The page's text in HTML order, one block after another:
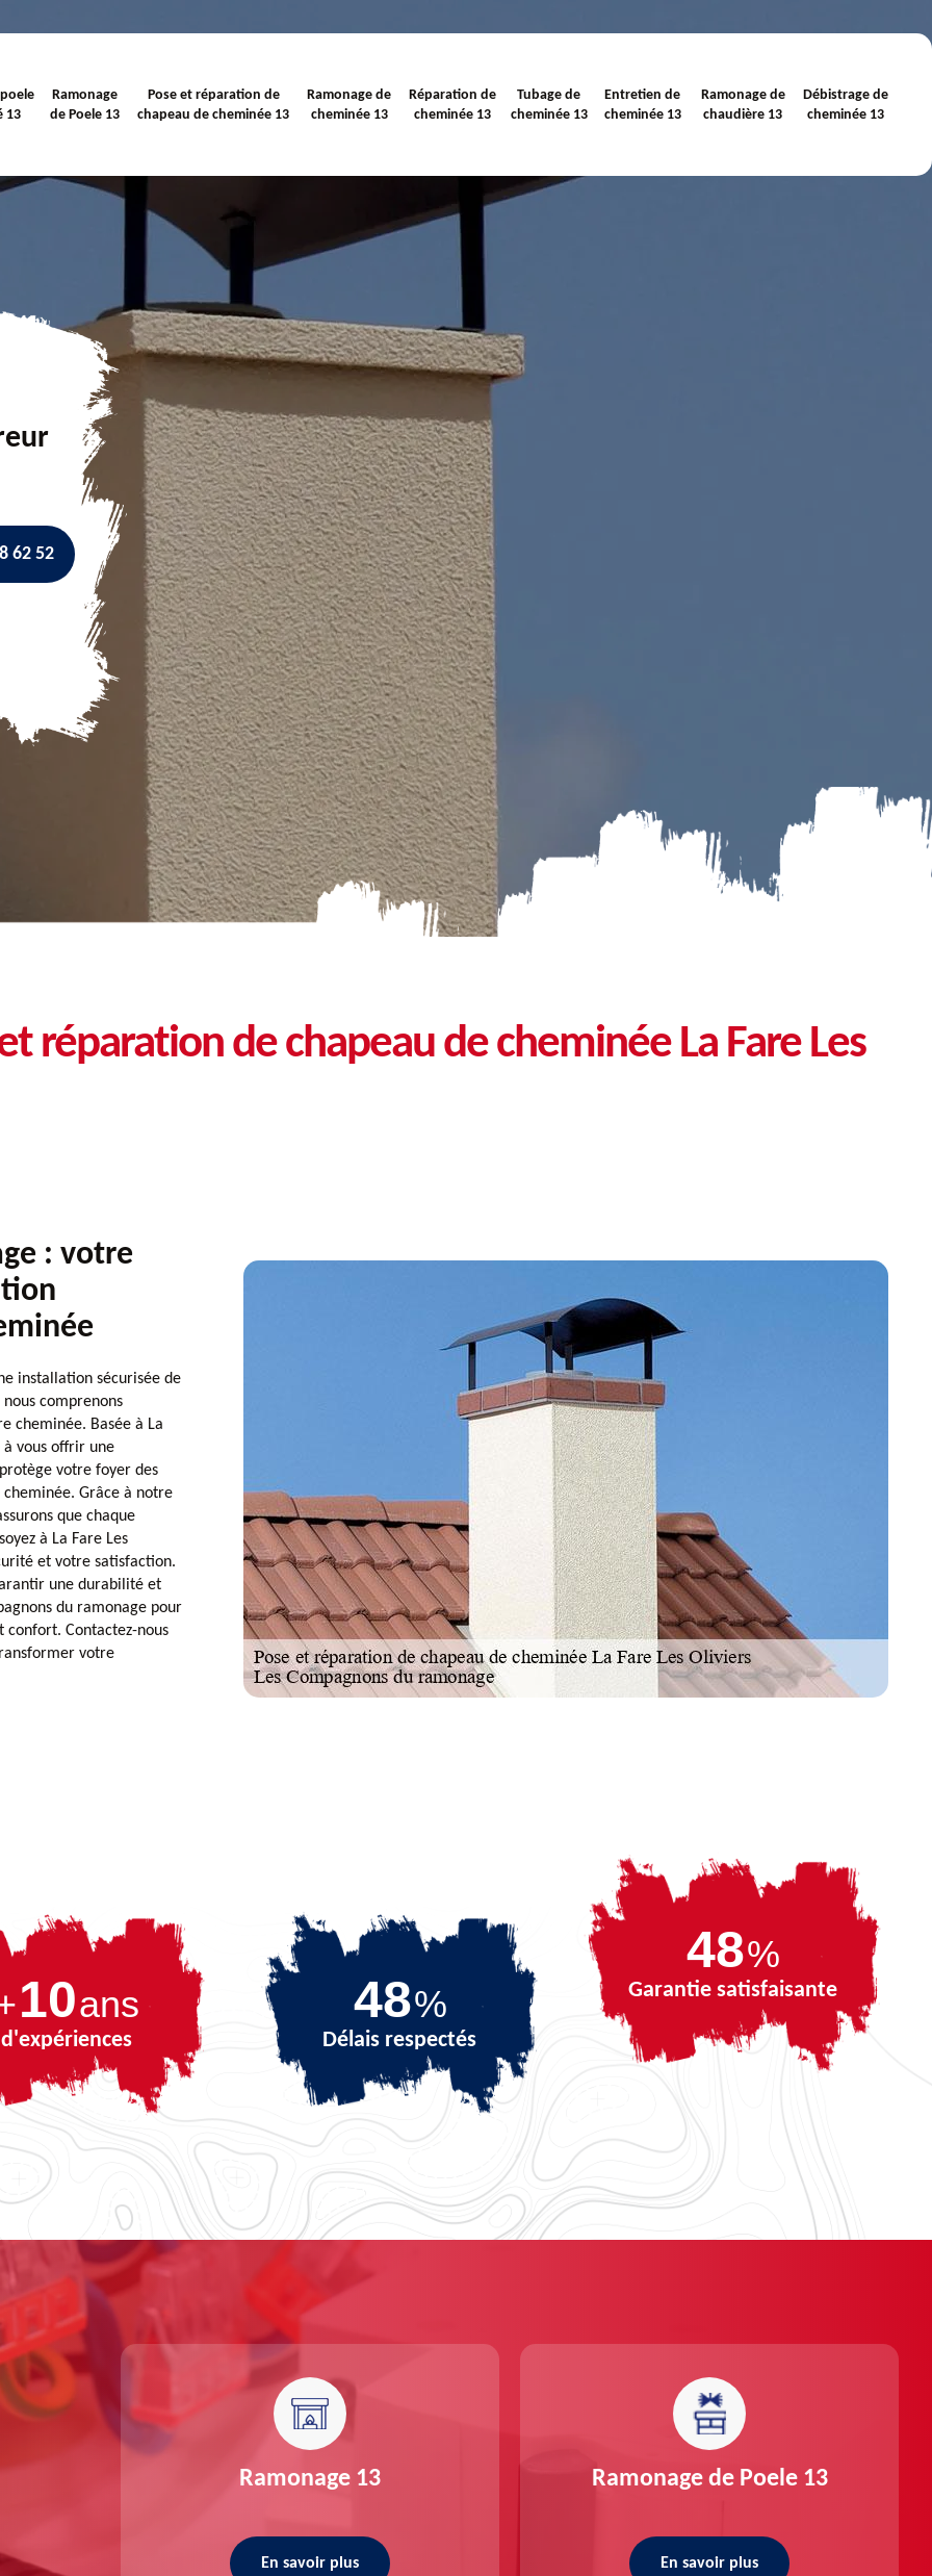
13
Ramonage
de Poele 13
Pose et réparation de
chapeau de cheminée 13
Ramonage de
cheminée 13
Réparation de
cheminée 13
Tubage de
cheminée 13
Entretien de
cheminée 13
Ramonage de
chaudière 13
Débistrage de
cheminée 13
62 52
réparation de chapeau de cheminée La Fare Les
: votre
installation sécurisée de
comprenons
cheminée. Basée à La
à vous offrir une
votre foyer des
Grâce à notre
que chaque
à La Fare Les
et votre satisfaction.
une durabilité et
du ramonage pour
Contactez-nous
votre
10ans
d'expériences
65%
Délais respectés
65%
Garantie satisfaisante
13 Ramonage 13
En savoir plus
Ramonage de Poele 13
En savoir plus